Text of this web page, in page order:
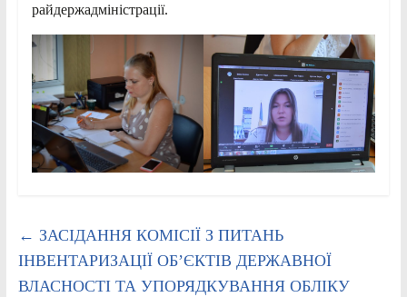
райдержадміністрації.
← ЗАСІДАННЯ КОМІСІЇ З ПИТАНЬ
ІНВЕНТАРИЗАЦІЇ ОБ’ЄКТІВ ДЕРЖАВНОЇ
ВЛАСНОСТІ ТА УПОРЯДКУВАННЯ ОБЛІКУ